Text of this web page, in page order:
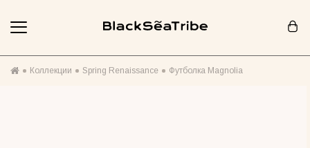
Корзина (0)
Коллекции Spring Renaissance Футболка Magnolia